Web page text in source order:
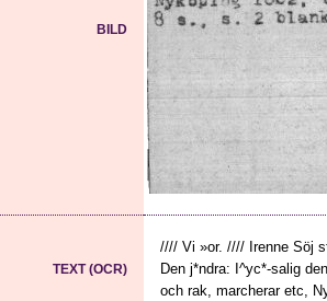
BILD
TEXT (OCR)
//// Vi »or. //// Irenne Söj
Den j*ndra: I^yc*-salig
och rak, marcherar etc,